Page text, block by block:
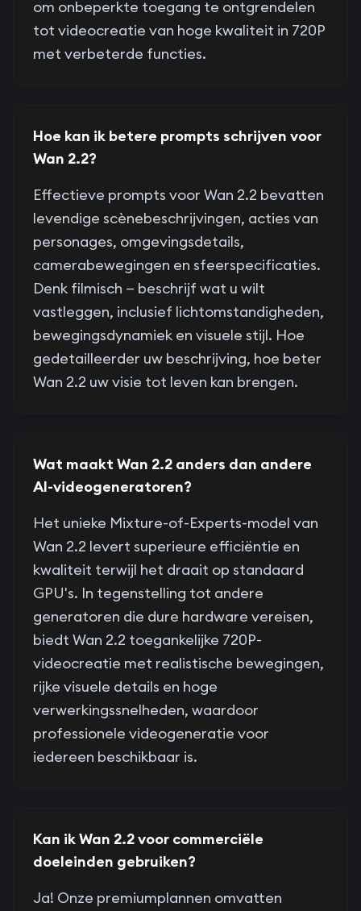
om onbeperkte toegang te ontgrendelen
tot videocreatie van hoge kwaliteit in 720P
met verbeterde functies.
Hoe kan ik betere prompts schrijven voor
Wan 2.2?
Effectieve prompts voor Wan 2.2 bevatten
levendige scènebeschrijvingen, acties van
personages, omgevingsdetails,
camerabewegingen en sfeerspecificaties.
Denk filmisch — beschrijf wat u wilt
vastleggen, inclusief lichtomstandigheden,
bewegingsdynamiek en visuele stijl. Hoe
gedetailleerder uw beschrijving, hoe beter
Wan 2.2 uw visie tot leven kan brengen.
Wat maakt Wan 2.2 anders dan andere
AI-videogeneratoren?
Het unieke Mixture-of-Experts-model van
Wan 2.2 levert superieure efficiëntie en
kwaliteit terwijl het draait op standaard
GPU's. In tegenstelling tot andere
generatoren die dure hardware vereisen,
biedt Wan 2.2 toegankelijke 720P-
videocreatie met realistische bewegingen,
rijke visuele details en hoge
verwerkingssnelheden, waardoor
professionele videogeneratie voor
iedereen beschikbaar is.
Kan ik Wan 2.2 voor commerciële
doeleinden gebruiken?
Ja! Onze premiumplannen omvatten